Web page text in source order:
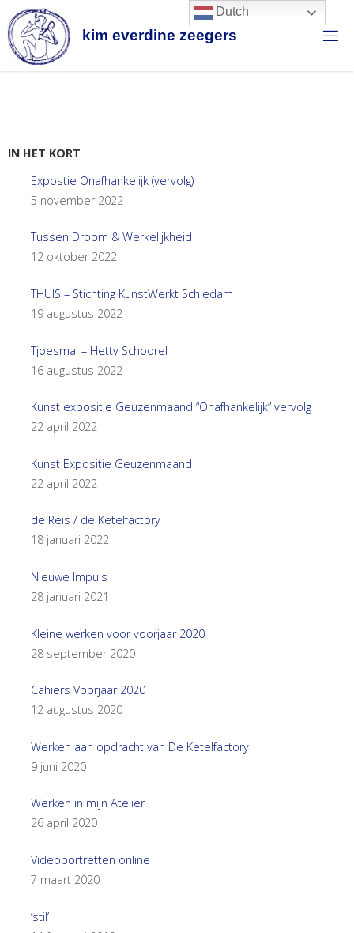
kim everd ine zeegers
IN HET KORT
Expostie Onafhankelijk (vervolg)
5 november 2022
Tussen Droom & Werkelijkheid
12 oktober 2022
THUIS – Stichting KunstWerkt Schiedam
19 augustus 2022
Tjoesmai – Hetty Schoorel
16 augustus 2022
Kunst expositie Geuzenmaand “Onafhankelijk” vervolg
22 april 2022
Kunst Expositie Geuzenmaand
22 april 2022
de Reis / de Ketelfactory
18 januari 2022
Nieuwe Impuls
28 januari 2021
Kleine werken voor voorjaar 2020
28 september 2020
Cahiers Voorjaar 2020
12 augustus 2020
Werken aan opdracht van De Ketelfactory
9 juni 2020
Werken in mijn Atelier
26 april 2020
Videoportretten online
7 maart 2020
‘stil’
Dutch